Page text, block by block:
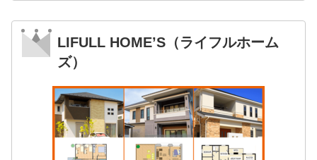
LIFULL HOME’S（ライフルホーム
ズ）